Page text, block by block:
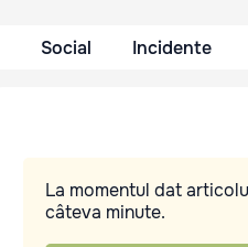
Social Incidente
La momentul dat
câteva minute.